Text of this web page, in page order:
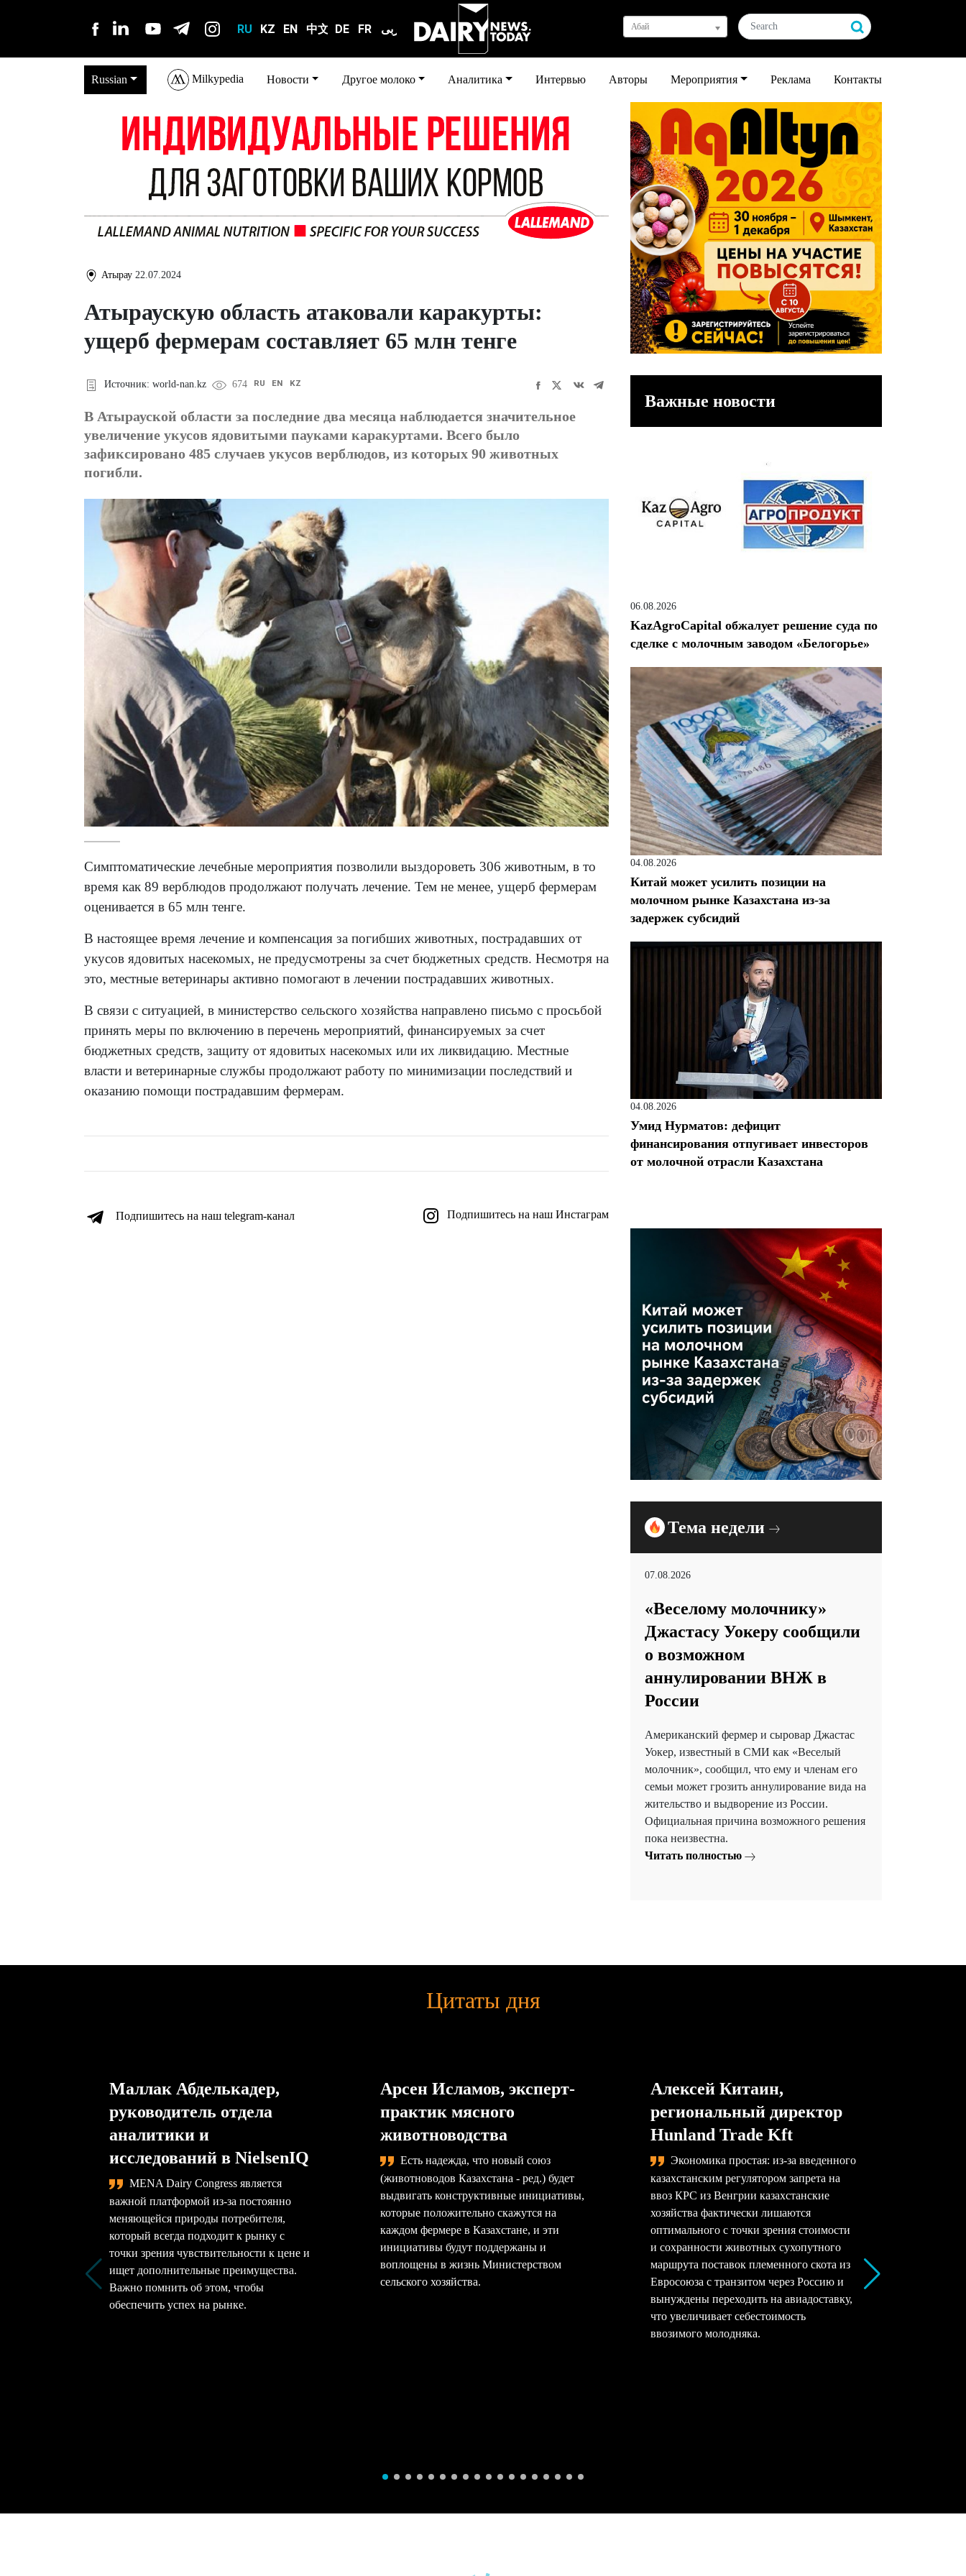
RU KZ EN 中文 DE FR عربى Абай
Russian Milkypedia Новости Другое молоко Аналитика Интервью Авторы Мероприятия Реклама Контакты
Атырау 22.07.2024
Атыраускую область атаковали каракурты:
ущерб фермерам составляет 65 млн тенге
Источник: world-nan.kz 674 RU EN KZ
В Атырауской области за последние два месяца наблюдается значительное
увеличение укусов ядовитыми пауками каракуртами. Всего было
зафиксировано 485 случаев укусов верблюдов, из которых 90 животных
погибли.
Симптоматические лечебные мероприятия позволили выздороветь 306 животным, в то
время как 89 верблюдов продолжают получать лечение. Тем не менее, ущерб фермерам
оценивается в 65 млн тенге.
В настоящее время лечение и компенсация за погибших животных, пострадавших от
укусов ядовитых насекомых, не предусмотрены за счет бюджетных средств. Несмотря на
это, местные ветеринары активно помогают в лечении пострадавших животных.
В связи с ситуацией, в министерство сельского хозяйства направлено письмо с просьбой
принять меры по включению в перечень мероприятий, финансируемых за счет
бюджетных средств, защиту от ядовитых насекомых или их ликвидацию. Местные
власти и ветеринарные службы продолжают работу по минимизации последствий и
оказанию помощи пострадавшим фермерам.
Подпишитесь на наш telegram-канал Подпишитесь на наш Инстаграм
Важные новости
06.08.2026
KazAgroCapital обжалует решение суда по
сделке с молочным заводом «Белогорье»
04.08.2026
Китай может усилить позиции на
молочном рынке Казахстана из-за
задержек субсидий
04.08.2026
Умид Нурматов: дефицит
финансирования отпугивает инвесторов
от молочной отрасли Казахстана
Тема недели
07.08.2026
«Веселому молочнику»
Джастасу Уокеру сообщили
о возможном
аннулировании ВНЖ в
России
Американский фермер и сыровар Джастас
Уокер, известный в СМИ как «Веселый
молочник», сообщил, что ему и членам его
семьи может грозить аннулирование вида на
жительство и выдворение из России.
Официальная причина возможного решения
пока неизвестна.
Читать полностью
Цитаты дня
Маллак Абделькадер,
руководитель отдела
аналитики и
исследований в NielsenIQ
MENA Dairy Congress является
важной платформой из-за постоянно
меняющейся природы потребителя,
который всегда подходит к рынку с
точки зрения чувствительности к цене и
ищет дополнительные преимущества.
Важно помнить об этом, чтобы
обеспечить успех на рынке.
Арсен Исламов, эксперт-
практик мясного
животноводства
Есть надежда, что новый союз
(животноводов Казахстана - ред.) будет
выдвигать конструктивные инициативы,
которые положительно скажутся на
каждом фермере в Казахстане, и эти
инициативы будут поддержаны и
воплощены в жизнь Министерством
сельского хозяйства.
Алексей Китаин,
региональный директор
Hunland Trade Kft
Экономика простая: из-за введенного
казахстанским регулятором запрета на
ввоз КРС из Венгрии казахстанские
хозяйства фактически лишаются
оптимального с точки зрения стоимости
и сохранности животных сухопутного
маршрута поставок племенного скота из
Евросоюза с транзитом через Россию и
вынуждены переходить на авиадоставку,
что увеличивает себестоимость
ввозимого молодняка.